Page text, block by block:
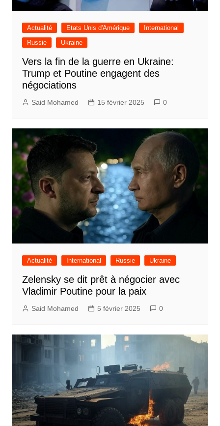
Actualité Etats Unis d'Amérique
International
Russie
Ukraine
Vers la fin de la guerre en Ukraine:
Trump et Poutine engagent des
négociations
Said Mohamed 15 février 2025 0
Actualité International Russie Ukraine
Zelensky se dit prêt à négocier avec
Vladimir Poutine pour la paix
Said Mohamed 5 février 2025 0